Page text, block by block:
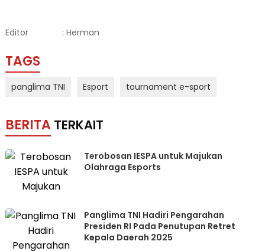
Editor : Herman
TAGS
panglima TNI Esport tournament e-sport
BERITA TERKAIT
Terobosan IESPA untuk Majukan
Olahraga Esports
Panglima TNI Hadiri Pengarahan
Presiden RI Pada Penutupan Retret
Kepala Daerah 2025